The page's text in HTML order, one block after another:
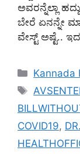
ಅವರನ್ನೆಲ್ಲಾ
ಬೇರೆ ಏನನ್ನೇ
ವೇಸ್ಟ್ ಅಷ್ಟೆ..
Kannada
Tags
COVID19,